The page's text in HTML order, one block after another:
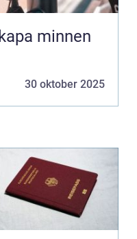
minnen
30 oktober 2025